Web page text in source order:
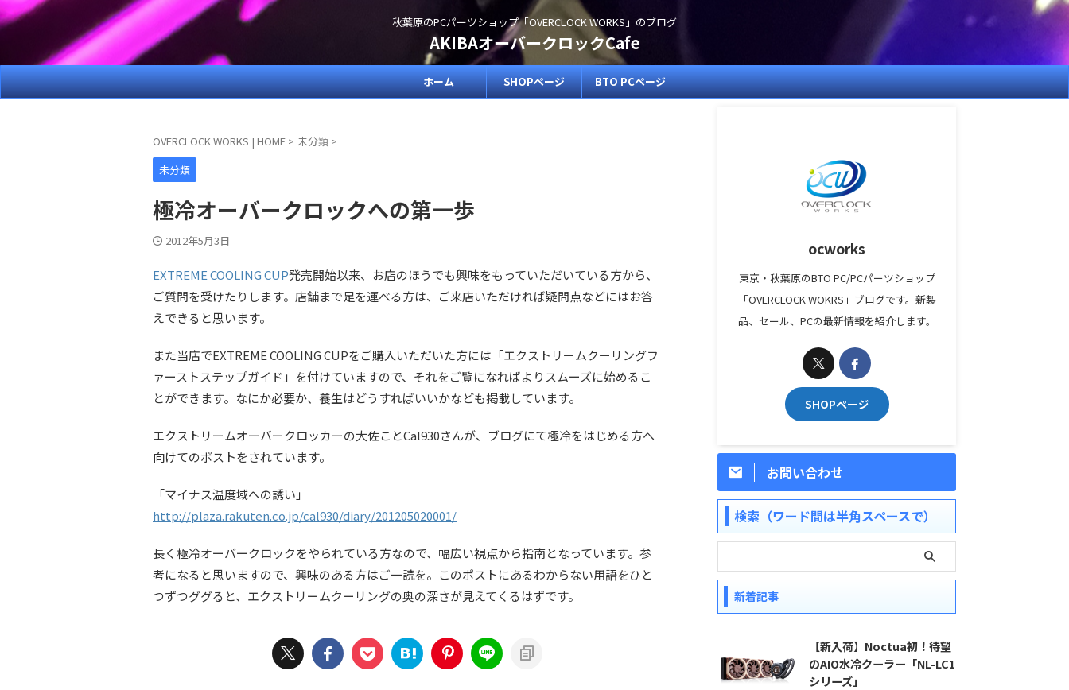
秋葉原のPCパーツショップ「OVERCLOCK WORKS」のブログ
AKIBAオーバークロックCafe
ホーム SHOPページ BTO PCページ
OVERCLOCK WORKS | HOME > 未分類 >
未分類
極冷オーバークロックへの第一歩
2012年5月3日
EXTREME COOLING CUP発売開始以来、お店のほうでも興味をもっていただいている方から、
ご質問を受けたりします。店舗まで足を運べる方は、ご来店いただければ疑問点などにはお答
えできると思います。
また当店でEXTREME COOLING CUPをご購入いただいた方には「エクストリームクーリングフ
ァーストステップガイド」を付けていますので、それをご覧になればよりスムーズに始めるこ
とができます。なにか必要か、養生はどうすればいいかなども掲載しています。
エクストリームオーバークロッカーの大佐ことCal930さんが、ブログにて極冷をはじめる方へ
向けてのポストをされています。
「マイナス温度域への誘い」
http://plaza.rakuten.co.jp/cal930/diary/201205020001/
長く極冷オーバークロックをやられている方なので、幅広い視点から指南となっています。参
考になると思いますので、興味のある方はご一読を。このポストにあるわからない用語をひと
つずつググると、エクストリームクーリングの奥の深さが見えてくるはずです。
ocworks
東京・秋葉原のBTO PC/PCパーツショップ
「OVERCLOCK WOKRS」ブログです。新製
品、セール、PCの最新情報を紹介します。
SHOPページ
お問い合わせ
検索（ワード間は半角スペースで）
新着記事
【新入荷】Noctua初！待望
のAIO水冷クーラー「NL-LC1
シリーズ」